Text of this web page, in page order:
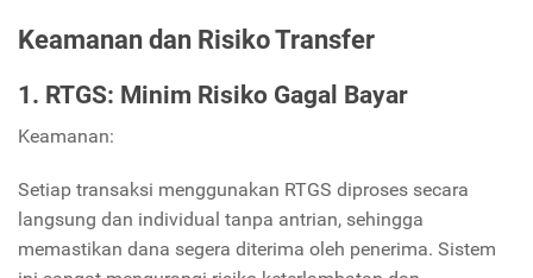
Keamanan dan Risiko Transfer
1. RTGS: Minim Risiko Gagal Bayar
Keamanan:
Setiap transaksi menggunakan RTGS diproses secara
langsung dan individual tanpa antrian, sehingga
memastikan dana segera diterima oleh penerima. Sistem